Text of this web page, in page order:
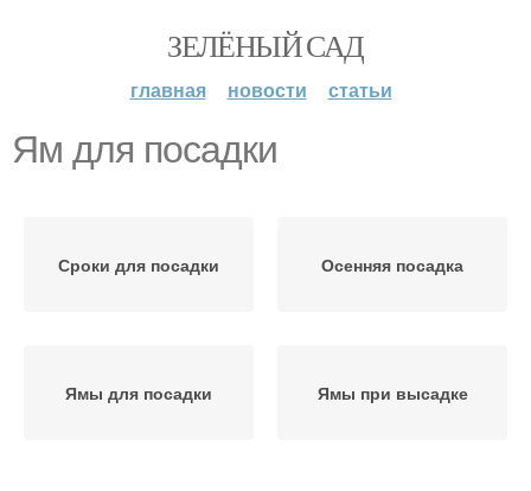
ЗЕЛЁНЫЙ САД
главная новости статьи
Ям для посадки
Сроки для посадки Осенняя посадка
Ямы для посадки Ямы при высадке